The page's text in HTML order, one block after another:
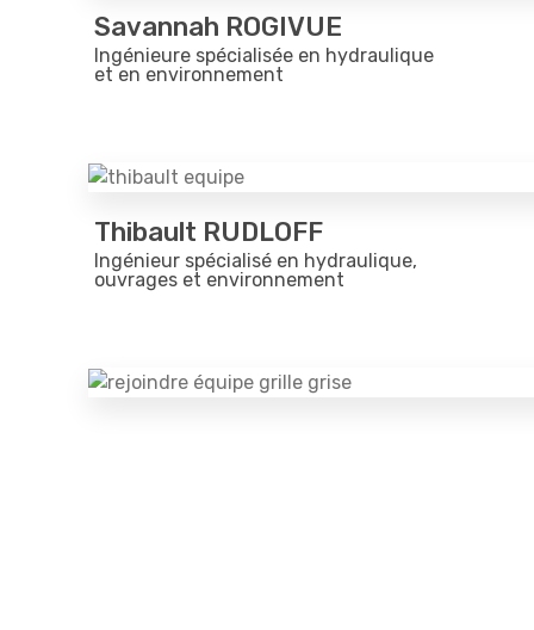
Savannah ROGIVUE
Ingénieure spécialisée en hydraulique
et en environnement
Thibault RUDLOFF
Ingénieur spécialisé en hydraulique,
ouvrages et environnement